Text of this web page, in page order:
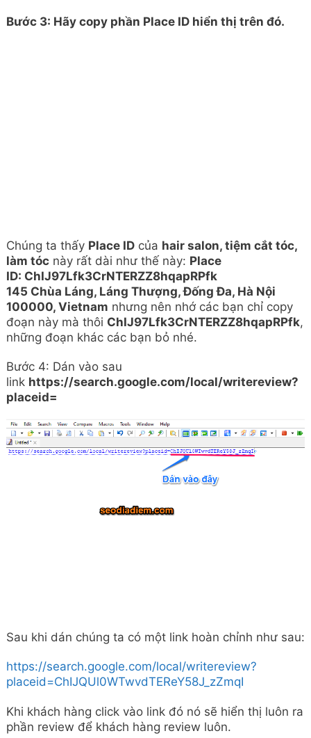
Bước 3: Hãy copy phần Place ID hiển thị trên đó.
Chúng ta thấy Place ID của hair salon, tiệm cắt tóc,
làm tóc này rất dài như thế này: Place
ID: ChIJ97Lfk3CrNTERZZ8hqapRPfk
145 Chùa Láng, Láng Thượng, Đống Đa, Hà Nội
100000, Vietnam nhưng nên nhớ các bạn chỉ copy
đoạn này mà thôi ChIJ97Lfk3CrNTERZZ8hqapRPfk,
những đoạn khác các bạn bỏ nhé.
Bước 4: Dán vào sau
link https://search.google.com/local/writereview?
placeid=
Sau khi dán chúng ta có một link hoàn chỉnh như sau:
https://search.google.com/local/writereview?
placeid=ChIJQUl0WTwvdTEReY58J_zZmqI
Khi khách hàng click vào link đó nó sẽ hiển thị luôn ra
phần review để khách hàng review luôn.